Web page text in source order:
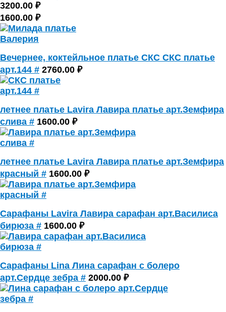
3200.00 ₽
1600.00 ₽
Вечернее, коктейльное платье СКС СКС платье
арт.144 # 2760.00 ₽
летнее платье Lavira Лавира платье арт.Земфира
слива # 1600.00 ₽
летнее платье Lavira Лавира платье арт.Земфира
красный # 1600.00 ₽
Сарафаны Lavira Лавира сарафан арт.Василиса
бирюза # 1600.00 ₽
Сарафаны Lina Лина сарафан с болеро
арт.Сердце зебра # 2000.00 ₽